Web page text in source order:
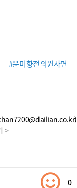
#윤미향전의원사면
>
0